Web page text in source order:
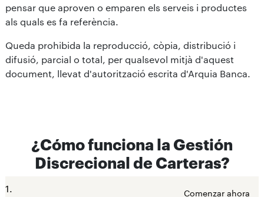
pensar que aproven o emparen els serveis i productes
als quals es fa referència.
Queda prohibida la reproducció, còpia, distribució i
difusió, parcial o total, per qualsevol mitjà d'aquest
document, llevat d'autorització escrita d'Arquia Banca.
¿Cómo funciona la Gestión
Discrecional de Carteras?
1.
Comenzar ahora